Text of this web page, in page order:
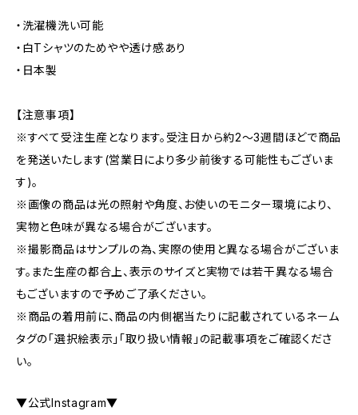
・洗濯機洗い可能
・白Tシャツのためやや透け感あり
・日本製
【注意事項】
※すべて受注生産となります。受注日から約2～3週間ほどで商品
を発送いたします(営業日により多少前後する可能性もございま
す)。
※画像の商品は光の照射や角度、お使いのモニター環境により、
実物と色味が異なる場合がございます。
※撮影商品はサンプルの為、実際の使用と異なる場合がございま
す。また生産の都合上、表示のサイズと実物では若干異なる場合
もございますので予めご了承ください。
※商品の着用前に、商品の内側裾当たりに記載されているネーム
タグの「選択絵表示」「取り扱い情報」の記載事項をご確認くださ
い。
▼公式Instagram▼